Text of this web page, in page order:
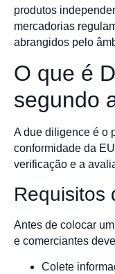
produtos
mercadorias
abrangidos pelo
O que é
segundo
A due diligence é o
conformidade da
verificação e a
Requisitos
Antes de colocar
e comerciantes
Colete